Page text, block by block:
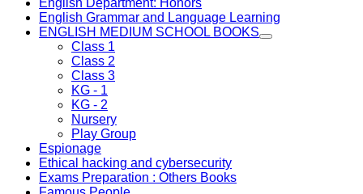
English Department: Honors
English Grammar and Language Learning
ENGLISH MEDIUM SCHOOL BOOKS
Class 1
Class 2
Class 3
KG - 1
KG - 2
Nursery
Play Group
Espionage
Ethical hacking and cybersecurity
Exams Preparation : Others Books